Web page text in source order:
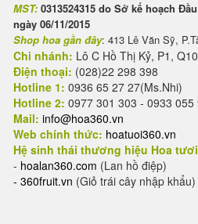
MST: 0313524315 do Sở kế hoạch
ngày 06/11/2015
Shop hoa gần đây: 413 Lê Văn Sỹ,
Chi nhánh: Lô C Hồ Thị Kỷ, P1,
Điện thoại: (028)22 298 398
Hotline 1: 0936 65 27 27(Ms.Nhi)
Hotline 2: 0977 301 303 - 0933 055
Mail: info@hoa360.vn
Web chính thức: hoatuoi360.vn
Hệ sinh thái thương hiệu Hoa
- hoalan360.com (Lan hồ điệp)
- 360fruit.vn (Giỏ trái cây nhập khẩu)